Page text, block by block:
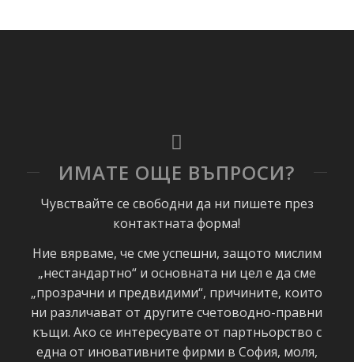
ИМАТЕ ОЩЕ ВЪПРОСИ?
Чувствайте се свободни да ни пишете през
контактната форма!
Ние вярваме, че сме успешни, защото мислим
„нестандартно“ и основната ни цел е да сме
„прозрачни и предвидими“, причините, които
ни различават от другите счетоводно-правни
къщи. Ако се интересувате от партньорство с
една от иновативните фирми в София, моля,